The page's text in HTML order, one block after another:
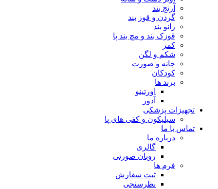
آرنج بند
گردن و قوز بند
زانو بند
قوزک بند و مچ بند پا
کمر
شکم و لگن
چانه و صورت
کودکان
برند ها
اورتینو
آدور
تجهیزات پزشکی
سیلیکون و کفی های پا
تماس با ما
درباره ما
گالری
روبان صورتی
فرم ها
ثبت سفارش
نظرسنجی